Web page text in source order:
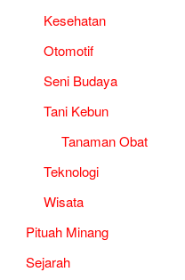
Kesehatan
Otomotif
Seni Budaya
Tani Kebun
Tanaman Obat
Teknologi
Wisata
Pituah Minang
Sejarah